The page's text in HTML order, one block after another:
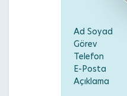
Ad Soyad
Görev
Telefon
E-Posta
Açıklama